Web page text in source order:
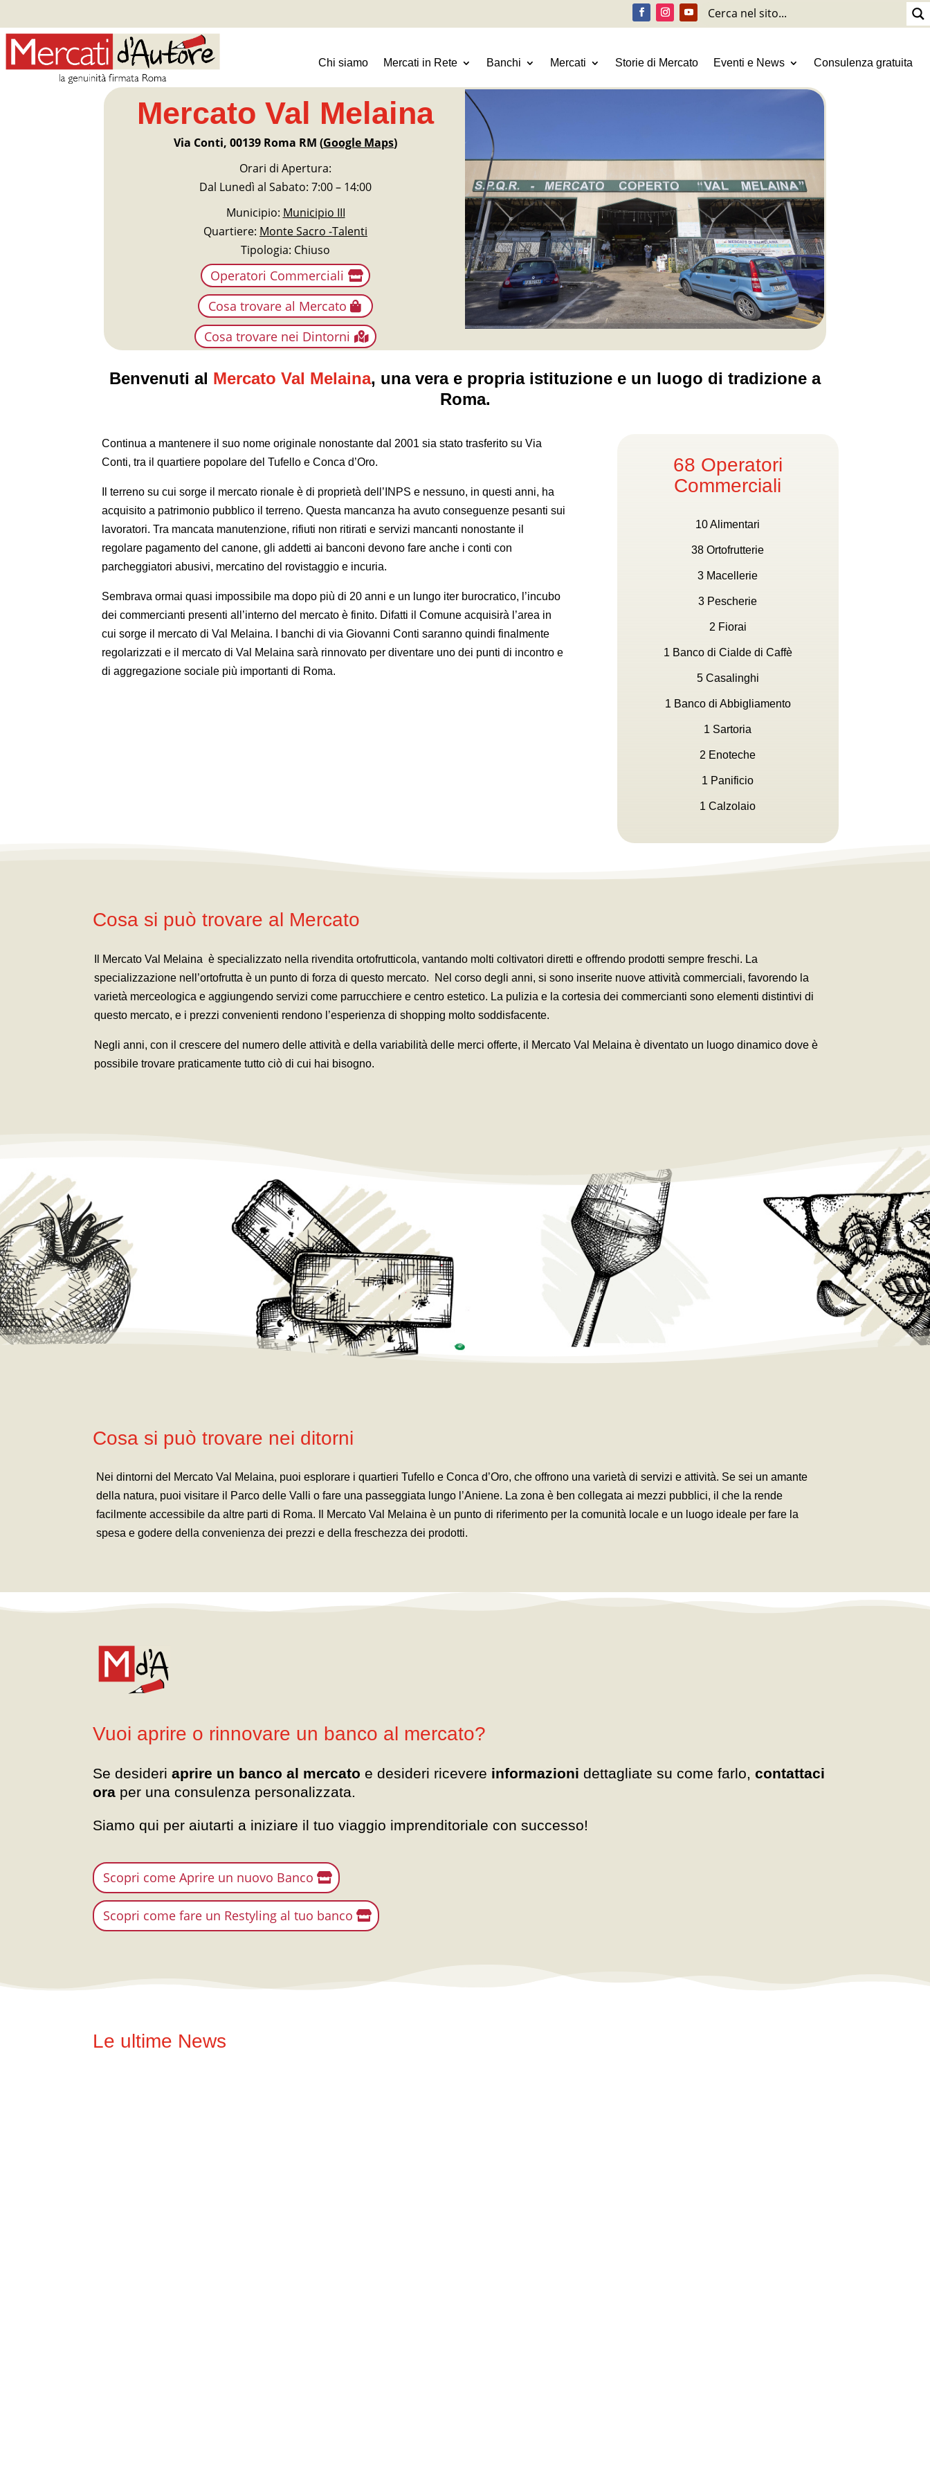
Chi siamo Mercati in Rete Banchi Mercati Storie di Mercato Eventi e News Consulenza gratuita
Mercato Val Melaina
Via Conti, 00139 Roma RM (Google Maps)
Orari di Apertura:
Dal Lunedì al Sabato: 7:00 – 14:00
Municipio: Municipio III
Quartiere: Monte Sacro -Talenti
Tipologia: Chiuso
Operatori Commerciali
Cosa trovare al Mercato
Cosa trovare nei Dintorni
Benvenuti al Mercato Val Melaina, una vera e propria istituzione e un luogo di tradizione a
Roma.
Continua a mantenere il suo nome originale nonostante dal 2001 sia stato trasferito su Via
Conti, tra il quartiere popolare del Tufello e Conca d’Oro.
Il terreno su cui sorge il mercato rionale è di proprietà dell’INPS e nessuno, in questi anni, ha
acquisito a patrimonio pubblico il terreno. Questa mancanza ha avuto conseguenze pesanti sui
lavoratori. Tra mancata manutenzione, rifiuti non ritirati e servizi mancanti nonostante il
regolare pagamento del canone, gli addetti ai banconi devono fare anche i conti con
parcheggiatori abusivi, mercatino del rovistaggio e incuria.
Sembrava ormai quasi impossibile ma dopo più di 20 anni e un lungo iter burocratico, l’incubo
dei commercianti presenti all’interno del mercato è finito. Difatti il Comune acquisirà l’area in
cui sorge il mercato di Val Melaina. I banchi di via Giovanni Conti saranno quindi finalmente
regolarizzati e il mercato di Val Melaina sarà rinnovato per diventare uno dei punti di incontro e
di aggregazione sociale più importanti di Roma.
68 Operatori
Commerciali
10 Alimentari
38 Ortofrutterie
3 Macellerie
3 Pescherie
2 Fiorai
1 Banco di Cialde di Caffè
5 Casalinghi
1 Banco di Abbigliamento
1 Sartoria
2 Enoteche
1 Panificio
1 Calzolaio
Cosa si può trovare al Mercato
Il Mercato Val Melaina è specializzato nella rivendita ortofrutticola, vantando molti coltivatori diretti e offrendo prodotti sempre freschi. La
specializzazione nell’ortofrutta è un punto di forza di questo mercato. Nel corso degli anni, si sono inserite nuove attività commerciali, favorendo la
varietà merceologica e aggiungendo servizi come parrucchiere e centro estetico. La pulizia e la cortesia dei commercianti sono elementi distintivi di
questo mercato, e i prezzi convenienti rendono l’esperienza di shopping molto soddisfacente.
Negli anni, con il crescere del numero delle attività e della variabilità delle merci offerte, il Mercato Val Melaina è diventato un luogo dinamico dove è
possibile trovare praticamente tutto ciò di cui hai bisogno.
Cosa si può trovare nei ditorni
Nei dintorni del Mercato Val Melaina, puoi esplorare i quartieri Tufello e Conca d’Oro, che offrono una varietà di servizi e attività. Se sei un amante
della natura, puoi visitare il Parco delle Valli o fare una passeggiata lungo l’Aniene. La zona è ben collegata ai mezzi pubblici, il che la rende
facilmente accessibile da altre parti di Roma. Il Mercato Val Melaina è un punto di riferimento per la comunità locale e un luogo ideale per fare la
spesa e godere della convenienza dei prezzi e della freschezza dei prodotti.
Vuoi aprire o rinnovare un banco al mercato?
Se desideriaprire un banco al mercato e desideri ricevere informazioni dettagliate su come farlo,contattaci
ora per una consulenza personalizzata.
Siamo qui per aiutarti a iniziare il tuo viaggio imprenditoriale con successo!
Scopri come Aprire un nuovo Banco
Scopri come fare un Restyling al tuo banco
Le ultime News